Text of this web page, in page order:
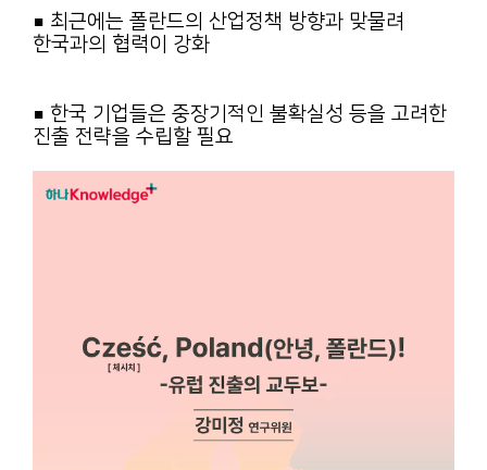
■ 최근에는 폴란드의 산업정책 방향과 맞물려
한국과의 협력이 강화
■ 한국 기업들은 중장기적인 불확실성 등을 고려한
진출 전략을 수립할 필요